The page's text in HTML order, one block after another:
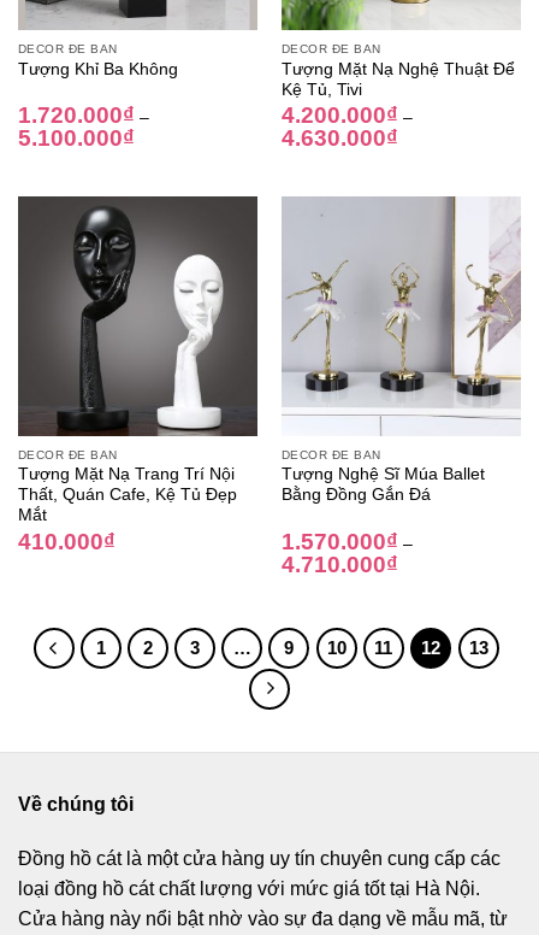
DECOR ĐỂ BÀN
Tượng Khỉ Ba Không
1.720.000₫ –
5.100.000₫
DECOR ĐỂ BÀN
Tượng Mặt Nạ Nghệ Thuật Để
Kệ Tủ, Tivi
4.200.000₫ –
4.630.000₫
DECOR ĐỂ BÀN
Tượng Mặt Nạ Trang Trí Nội
Thất, Quán Cafe, Kệ Tủ Đẹp
Mắt
410.000₫
DECOR ĐỂ BÀN
Tượng Nghệ Sĩ Múa Ballet
Bằng Đồng Gắn Đá
1.570.000₫ –
4.710.000₫
1 2 3 … 9 10 11 12 13
Về chúng tôi
Đồng hồ cátlà một cửa hàng uy tín chuyên cung cấp các
loại đồng hồ cát chất lượng với mức giá tốt tại Hà Nội.
Cửa hàng này nổi bật nhờ vào sự đa dạng về mẫu mã, từ